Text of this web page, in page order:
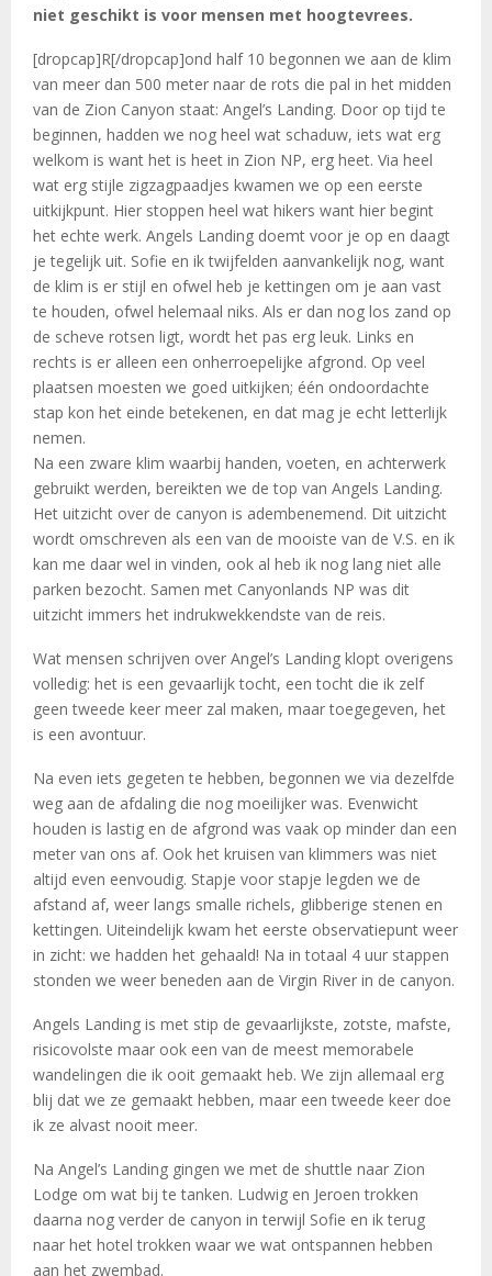
niet geschikt is voor mensen met hoogtevrees.
[dropcap]R[/dropcap]ond half 10 begonnen we aan de klim
van meer dan 500 meter naar de rots die pal in het midden
van de Zion Canyon staat: Angel’s Landing. Door op tijd te
beginnen, hadden we nog heel wat schaduw, iets wat erg
welkom is want het is heet in Zion NP, erg heet. Via heel
wat erg stijle zigzagpaadjes kwamen we op een eerste
uitkijkpunt. Hier stoppen heel wat hikers want hier begint
het echte werk. Angels Landing doemt voor je op en daagt
je tegelijk uit. Sofie en ik twijfelden aanvankelijk nog, want
de klim is er stijl en ofwel heb je kettingen om je aan vast
te houden, ofwel helemaal niks. Als er dan nog los zand op
de scheve rotsen ligt, wordt het pas erg leuk. Links en
rechts is er alleen een onherroepelijke afgrond. Op veel
plaatsen moesten we goed uitkijken; één ondoordachte
stap kon het einde betekenen, en dat mag je echt letterlijk
nemen.
Na een zware klim waarbij handen, voeten, en achterwerk
gebruikt werden, bereikten we de top van Angels Landing.
Het uitzicht over de canyon is adembenemend. Dit uitzicht
wordt omschreven als een van de mooiste van de V.S. en ik
kan me daar wel in vinden, ook al heb ik nog lang niet alle
parken bezocht. Samen met Canyonlands NP was dit
uitzicht immers het indrukwekkendste van de reis.
Wat mensen schrijven over Angel’s Landing klopt overigens
volledig: het is een gevaarlijk tocht, een tocht die ik zelf
geen tweede keer meer zal maken, maar toegegeven, het
is een avontuur.
Na even iets gegeten te hebben, begonnen we via dezelfde
weg aan de afdaling die nog moeilijker was. Evenwicht
houden is lastig en de afgrond was vaak op minder dan een
meter van ons af. Ook het kruisen van klimmers was niet
altijd even eenvoudig. Stapje voor stapje legden we de
afstand af, weer langs smalle richels, glibberige stenen en
kettingen. Uiteindelijk kwam het eerste observatiepunt weer
in zicht: we hadden het gehaald! Na in totaal 4 uur stappen
stonden we weer beneden aan de Virgin River in de canyon.
Angels Landing is met stip de gevaarlijkste, zotste, mafste,
risicovolste maar ook een van de meest memorabele
wandelingen die ik ooit gemaakt heb. We zijn allemaal erg
blij dat we ze gemaakt hebben, maar een tweede keer doe
ik ze alvast nooit meer.
Na Angel’s Landing gingen we met de shuttle naar Zion
Lodge om wat bij te tanken. Ludwig en Jeroen trokken
daarna nog verder de canyon in terwijl Sofie en ik terug
naar het hotel trokken waar we wat ontspannen hebben
aan het zwembad.